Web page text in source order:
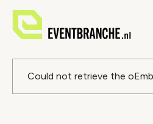
Foutmelding
Could not retrieve the